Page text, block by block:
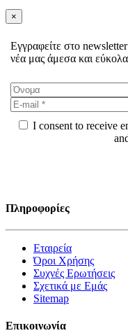
×
Εγγραφείτε στο
νέα μας άμεσα και
I consent to receive
Πληροφορίες
Εταιρεία
Όροι Χρήσης
Συχνές Ερωτήσεις
Σχετικά με Εμάς
Sitemap
Επικοινωνία